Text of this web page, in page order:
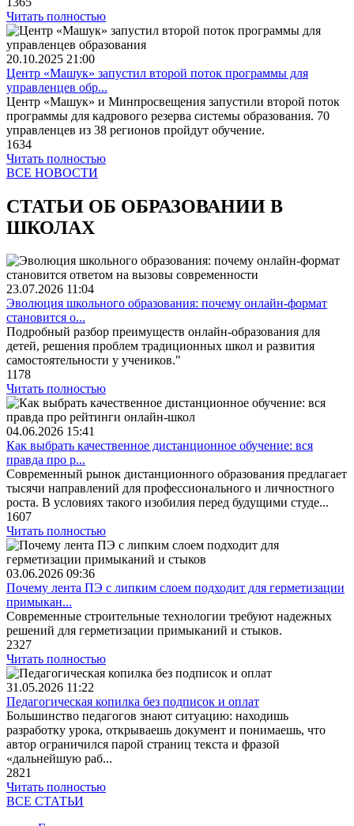
Читать полностью
20.10.2025 21:00
Центр «Машук» запустил второй поток программы для
управленцев обр...
Центр «Машук» и Минпросвещения запустили второй поток
программы для кадрового резерва системы образования. 70
управленцев из 38 регионов пройдут обучение.
1634
Читать полностью
ВСЕ НОВОСТИ
СТАТЬИ ОБ ОБРАЗОВАНИИ В
ШКОЛАХ
23.07.2026 11:04
Эволюция школьного образования: почему онлайн-формат
становится о...
Подробный разбор преимуществ онлайн-образования для
детей, решения проблем традиционных школ и развития
самостоятельности у учеников."
1178
Читать полностью
04.06.2026 15:41
Как выбрать качественное дистанционное обучение: вся
правда про р...
Современный рынок дистанционного образования предлагает
тысячи направлений для профессионального и личностного
роста. В условиях такого изобилия перед будущими студе...
1607
Читать полностью
03.06.2026 09:36
Почему лента ПЭ с липким слоем подходит для герметизации
примыкан...
Современные строительные технологии требуют надежных
решений для герметизации примыканий и стыков.
2327
Читать полностью
31.05.2026 11:22
Педагогическая копилка без подписок и оплат
Большинство педагогов знают ситуацию: находишь
разработку урока, открываешь документ и понимаешь, что
автор ограничился парой страниц текста и фразой
«дальнейшую раб...
2821
Читать полностью
ВСЕ СТАТЬИ